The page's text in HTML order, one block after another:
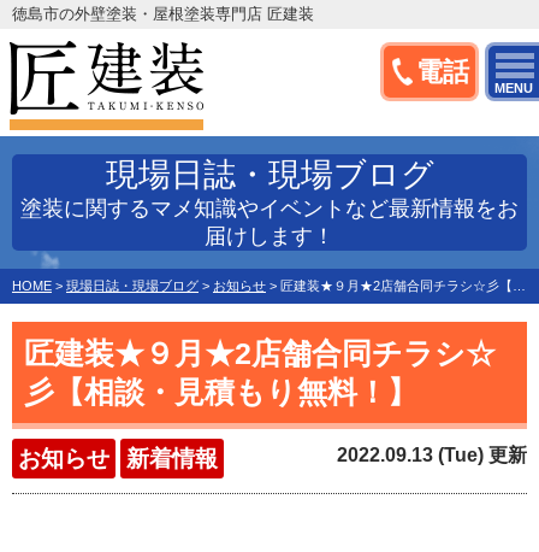
電話
MENU
徳島市の外壁塗装・屋根塗装専門店 匠建装
現場日誌・現場ブログ
塗装に関するマメ知識やイベントなど最新情報をお
届けします！
HOME > 現場日誌・現場ブログ > お知らせ > 匠建装★９月★2店舗合同チラシ☆彡【相談・見積もり無料！】
匠建装★９月★2店舗合同チラシ☆
彡【相談・見積もり無料！】
お知らせ 新着情報 2022.09.13 (Tue) 更新